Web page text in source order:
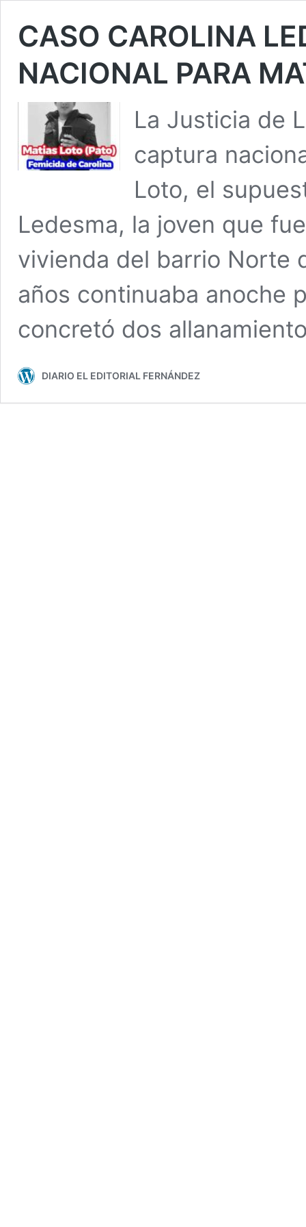
CASO CAROLINA
NACIONAL PARA
La Justicia de
captura
Loto, el
Ledesma, la joven que
vivienda del barrio Norte
años continuaba anoche
concretó dos
DIARIO EL EDITORIAL FERNÁNDEZ